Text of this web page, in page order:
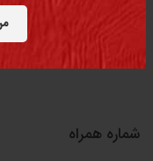
من
تهران خیابان نجات
شماره همراه